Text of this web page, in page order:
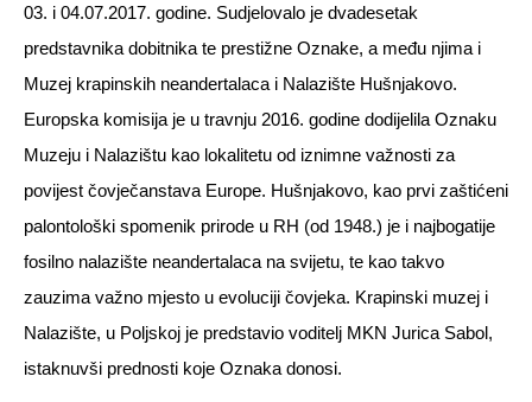
03. i 04.07.2017. godine. Sudjelovalo je dvadesetak
predstavnika dobitnika te prestižne Oznake, a među njima i
Muzej krapinskih neandertalaca i Nalazište Hušnjakovo.
Europska komisija je u travnju 2016. godine dodijelila Oznaku
Muzeju i Nalazištu kao lokalitetu od iznimne važnosti za
povijest čovječanstava Europe. Hušnjakovo, kao prvi zaštićeni
palontološki spomenik prirode u RH (od 1948.) je i najbogatije
fosilno nalazište neandertalaca na svijetu, te kao takvo
zauzima važno mjesto u evoluciji čovjeka. Krapinski muzej i
Nalazište, u Poljskoj je predstavio voditelj MKN Jurica Sabol,
istaknuvši prednosti koje Oznaka donosi.